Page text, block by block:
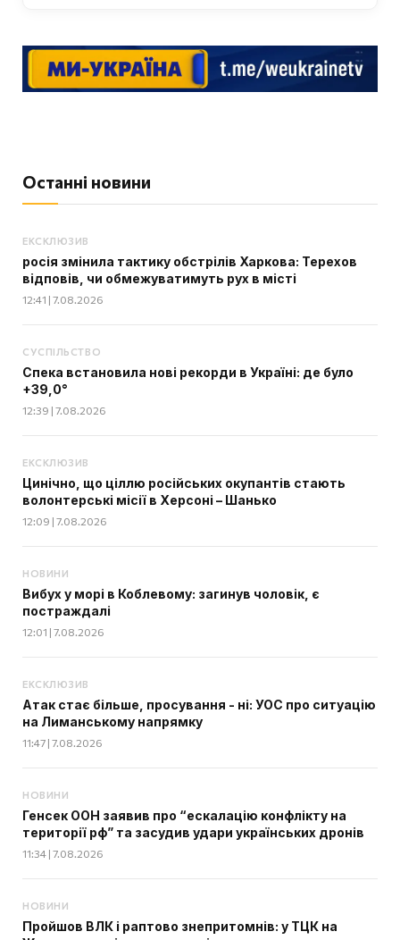
Останні новини
ЕКСКЛЮЗИВ
росія змінила тактику обстрілів Харкова: Терехов
відповів, чи обмежуватимуть рух в місті
12:41 | 7.08.2026
СУСПІЛЬСТВО
Спека встановила нові рекорди в Україні: де було
+39,0°
12:39 | 7.08.2026
ЕКСКЛЮЗИВ
Цинічно, що ціллю російських окупантів стають
волонтерські місії в Херсоні – Шанько
12:09 | 7.08.2026
НОВИНИ
Вибух у морі в Коблевому: загинув чоловік, є
постраждалі
12:01 | 7.08.2026
ЕКСКЛЮЗИВ
Атак стає більше, просування - ні: УОС про ситуацію
на Лиманському напрямку
11:47 | 7.08.2026
НОВИНИ
Генсек ООН заявив про “ескалацію конфлікту на
території рф” та засудив удари українських дронів
11:34 | 7.08.2026
НОВИНИ
Пройшов ВЛК і раптово знепритомнів: у ТЦК на